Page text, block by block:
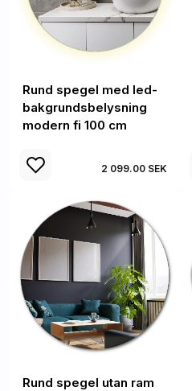
Rund spegel med led-
bakgrundsbelysning
modern fi 100 cm
2 099.00 SEK
Rund spegel utan ram